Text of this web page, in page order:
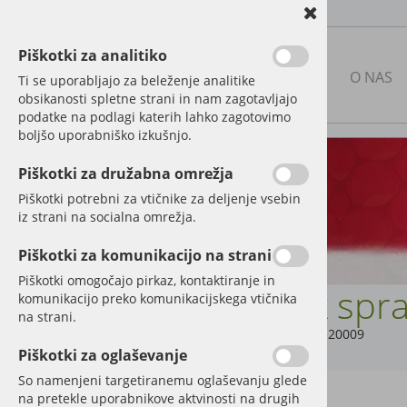
NAŠA PONUDBA O NAS
MEHANIZACIJA
NOVA MEHANIZACIJA IN
PRIKLJUČKI
DELI IN DODATNA OPREMA
ZA TRAKTORJE
REZERVNI DELI ZA KMETIJSKE
STROJE
FOLIJA, MREŽA, VRVICA
Cink
320320009
Piškotki za analitiko
Ti se uporabljajo za beleženje analitike
obsikanosti spletne strani in nam zagotavljajo
podatke na podlagi katerih lahko zagotovimo
boljšo uporabniško izkušnjo.
Piškotki za družabna omrežja
Piškotki potrebni za vtičnike za deljenje vsebin
iz strani na socialna omrežja.
Piškotki za komunikacijo na strani
Piškotki omogočajo pirkaz, kontaktiranje in
komunikacijo preko komunikacijskega vtičnika
na strani.
Piškotki za oglaševanje
So namenjeni targetiranemu oglaševanju glede
na pretekle uporabnikove aktvinosti na drugih